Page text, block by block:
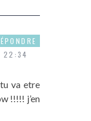
22:34
va etre
!!!!! j’en